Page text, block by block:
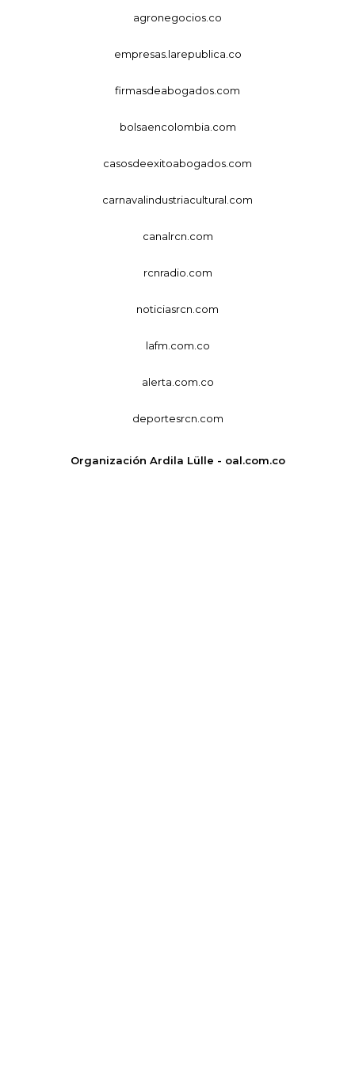
agronegocios.co
empresas.larepublica.co
firmasdeabogados.com
bolsaencolombia.com
casosdeexitoabogados.com
carnavalindustriacultural.com
canalrcn.com
rcnradio.com
noticiasrcn.com
lafm.com.co
alerta.com.co
deportesrcn.com
Organización Ardila Lülle - oal.com.co